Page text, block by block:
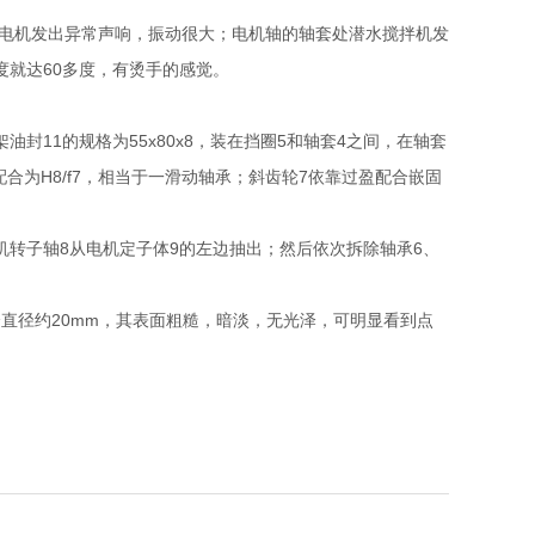
发出异常声响，振动很大；电机轴的轴套处潜水搅拌机发
达60多度，有烫手的感觉。
11的规格为55x80x8，装在挡圈5和轴套4之间，在轴套
为H8/f7，相当于一滑动轴承；斜齿轮7依靠过盈配合嵌固
轴8从电机定子体9的左边抽出；然后依次拆除轴承6、
约20mm，其表面粗糙，暗淡，无光泽，可明显看到点